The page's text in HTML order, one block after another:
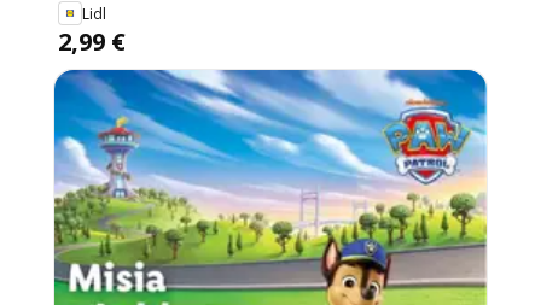
Lidl
2,99 €